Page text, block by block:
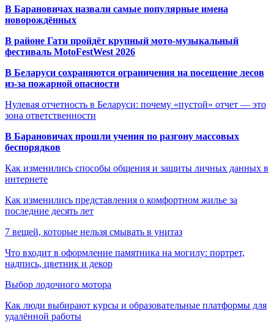
В Барановичах назвали самые популярные имена
новорождённых
В районе Гати пройдёт крупный мото-музыкальный
фестиваль MotoFestWest 2026
В Беларуси сохраняются ограничения на посещение лесов
из-за пожарной опасности
Нулевая отчетность в Беларуси: почему «пустой» отчет — это
зона ответственности
В Барановичах прошли учения по разгону массовых
беспорядков
Как изменились способы общения и защиты личных данных в
интернете
Как изменились представления о комфортном жилье за
последние десять лет
7 вещей, которые нельзя смывать в унитаз
Что входит в оформление памятника на могилу: портрет,
надпись, цветник и декор
Выбор лодочного мотора
Как люди выбирают курсы и образовательные платформы для
удалённой работы